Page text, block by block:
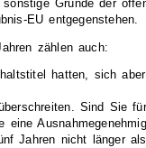
Gründe der
EU entgegenstehen.
zählen auch:
hatten, sich
Sind Sie
eine
Jahren nicht
länger